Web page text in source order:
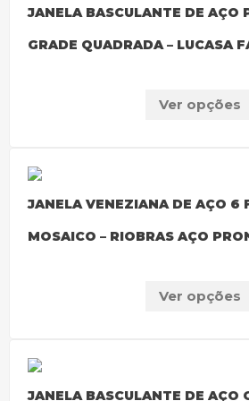
JANELA BASCULANTE DE AÇO
GRADE QUADRADA – LUCASA
Ver opções
JANELA VENEZIANA DE AÇO 6
MOSAICO – RIOBRAS AÇO
Ver opções
JANELA BASCULANTE DE AÇO